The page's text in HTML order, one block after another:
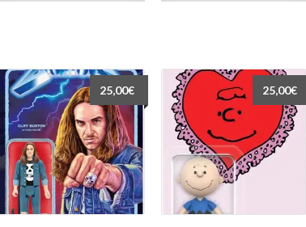
25,00€ 25,00€